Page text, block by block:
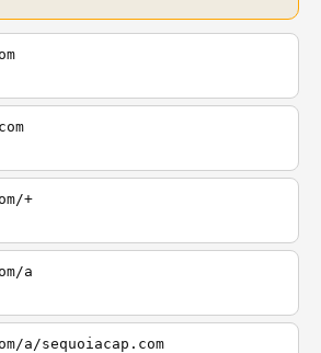
+
a
a/sequoiacap.com